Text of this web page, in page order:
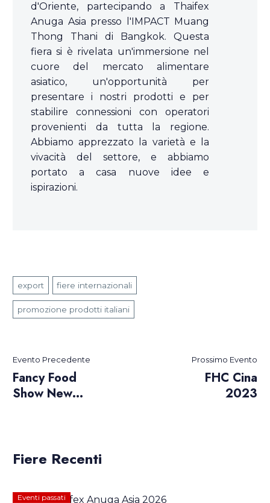
d'Oriente, partecipando a Thaifex
Anuga Asia presso l'IMPACT Muang
Thong Thani di Bangkok. Questa
fiera si è rivelata un'immersione nel
cuore del mercato alimentare
asiatico, un'opportunità per
presentare i nostri prodotti e per
stabilire connessioni con operatori
provenienti da tutta la regione.
Abbiamo apprezzato la varietà e la
vivacità del settore, e abbiamo
portato a casa nuove idee e
ispirazioni.
export fiere internazionali
promozione prodotti italiani
Evento Precedente
Fancy Food
Show New
Prossimo Evento
FHC Cina
2023
Fiere Recenti
Eventi passati